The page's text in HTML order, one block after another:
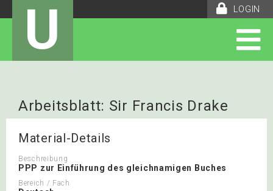
LOGIN
U
Arbeitsblatt: Sir Francis Drake
Material-Details
Beschreibung
PPP zur Einführung des gleichnamigen Buches
Bereich / Fach